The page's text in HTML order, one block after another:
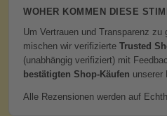
WOHER KOMMEN DIESE
Um Vertrauen und Transparenz zu
mischen wir verifizierte Trusted
(unabhängig verifiziert) mit
bestätigten Shop-Käufen unserer
Alle Rezensionen werden auf